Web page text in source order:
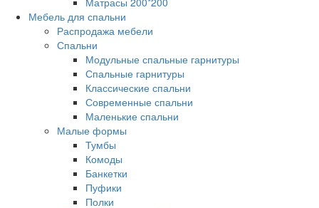
Мебель для спальни
Распродажа мебели
Спальни
Модульные спальные гарнитуры
Спальные гарнитуры
Классические спальни
Современные спальни
Маленькие спальни
Малые формы
Тумбы
Комоды
Банкетки
Пуфики
Полки